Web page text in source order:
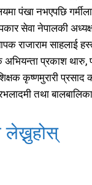
पंखा नभएपछि
सेवा नेपालकी अध्यक्ष
राजाराम साहलाई
प्रकाश थारु,
कृष्णमुरारी प्रसाद
तथा
लेख्नुहोस्